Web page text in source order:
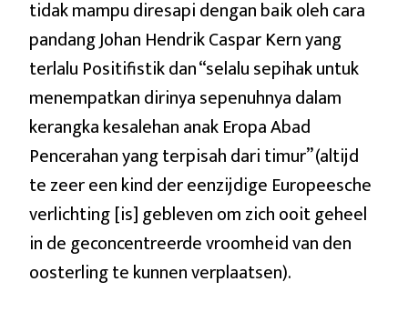
tidak mampu diresapi dengan baik oleh cara
pandang Johan Hendrik Caspar Kern yang
terlalu Positifistik dan “selalu sepihak untuk
menempatkan dirinya sepenuhnya dalam
kerangka kesalehan anak Eropa Abad
Pencerahan yang terpisah dari timur” (altijd
te zeer een kind der eenzijdige Europeesche
verlichting [is] gebleven om zich ooit geheel
in de geconcentreerde vroomheid van den
oosterling te kunnen verplaatsen).